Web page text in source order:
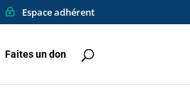
Espace adhérent
Faites un don